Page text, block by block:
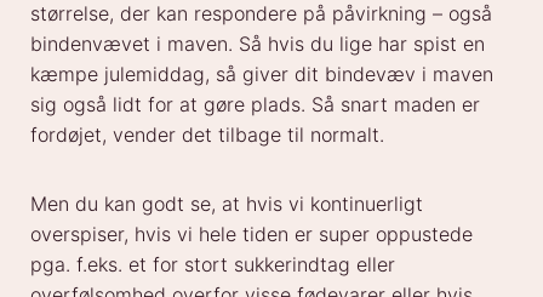
størrelse, der kan respondere på påvirkning – også
bindenvævet i maven. Så hvis du lige har spist en
kæmpe julemiddag, så giver dit bindevæv i maven
sig også lidt for at gøre plads. Så snart maden er
fordøjet, vender det tilbage til normalt.
Men du kan godt se, at hvis vi kontinuerligt
overspiser, hvis vi hele tiden er super oppustede
pga. f.eks. et for stort sukkerindtag eller